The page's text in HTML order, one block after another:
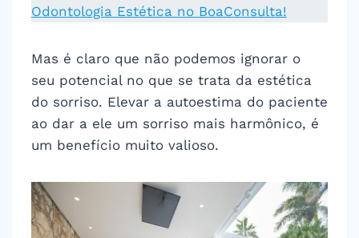
Odontologia Estética no BoaConsulta!
Mas é claro que não podemos ignorar o
seu potencial no que se trata da estética
do sorriso. Elevar a autoestima do paciente
ao dar a ele um sorriso mais harmônico, é
um benefício muito valioso.